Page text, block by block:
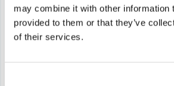
may combine it with other information
provided to them or that they’ve
of their services.
375 kr
316 kr
Finns i Webblager
316 kr